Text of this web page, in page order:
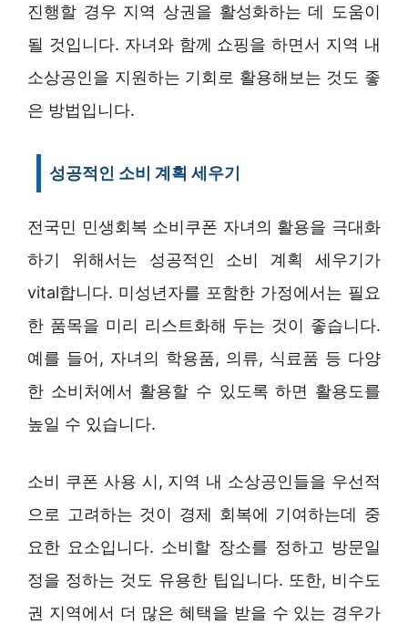
진행할 경우 지역 상권을 활성화하는 데 도움이
될 것입니다. 자녀와 함께 쇼핑을 하면서 지역 내
소상공인을 지원하는 기회로 활용해보는 것도 좋
은 방법입니다.
성공적인 소비 계획 세우기
전국민 민생회복 소비쿠폰 자녀의 활용을 극대화
하기 위해서는 성공적인 소비 계획 세우기가
vital합니다. 미성년자를 포함한 가정에서는 필요
한 품목을 미리 리스트화해 두는 것이 좋습니다.
예를 들어, 자녀의 학용품, 의류, 식료품 등 다양
한 소비처에서 활용할 수 있도록 하면 활용도를
높일 수 있습니다.
소비 쿠폰 사용 시, 지역 내 소상공인들을 우선적
으로 고려하는 것이 경제 회복에 기여하는데 중
요한 요소입니다. 소비할 장소를 정하고 방문일
정을 정하는 것도 유용한 팁입니다. 또한, 비수도
권 지역에서 더 많은 혜택을 받을 수 있는 경우가